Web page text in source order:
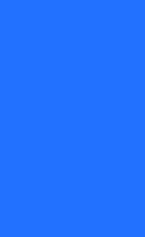
mucho más íntimo y